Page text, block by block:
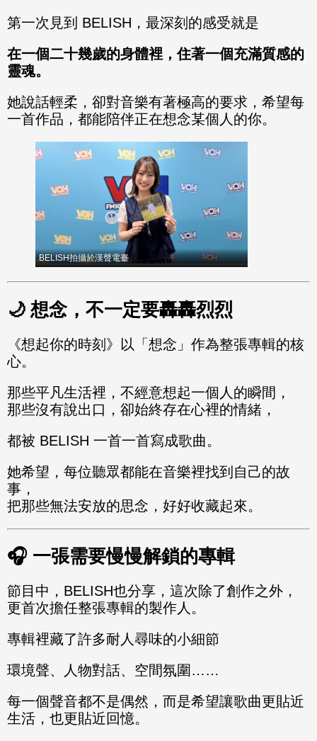
第一次見到 BELISH，最深刻的感受就是
在一個二十幾歲的身體裡，住著一個充滿質感的
靈魂。
她說話輕柔，卻對音樂有著極高的要求，希望每
一首作品，都能陪伴正在想念某個人的你。
BELISH拍攝於漢聲電臺
🌙 想念，不一定要轟轟烈烈
《想起你的時刻》以「想念」作為整張專輯的核
心。
那些平凡生活裡，不經意想起一個人的瞬間，
那些沒有說出口，卻始終存在心裡的情緒，
都被 BELISH 一首一首寫成歌曲。
她希望，每位聽眾都能在音樂裡找到自己的故
事，
把那些無法安放的思念，好好收藏起來。
🎧 一張需要慢慢解鎖的專輯
節目中，BELISH也分享，這次除了創作之外，
更首次擔任整張專輯的製作人。
專輯裡藏了許多耐人尋味的小細節
環境聲、人物對話、空間氛圍……
每一個聲音都不是偶然，而是希望讓歌曲更貼近
生活，也更貼近回憶。